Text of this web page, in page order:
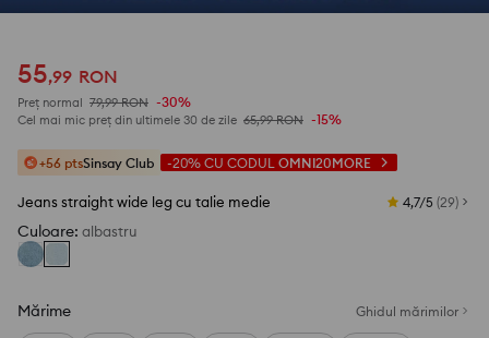
55,99 RON
Preț normal 79,99 RON -30%
Cel mai mic preț din ultimele 30 de zile 65,99 RON -15%
+56 ptsSinsay Club -20% CU CODUL OMNI20MORE
Jeans straight wide leg cu talie medie 4,7/5 (29)
Culoare: albastru
Mărime Ghidul mărimilor